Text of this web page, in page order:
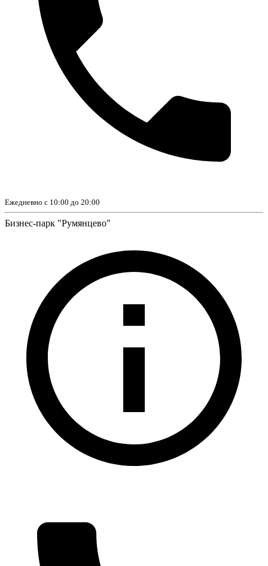
Ежедневно с 10:00 до 20:00
Бизнес-парк "Румянцево"